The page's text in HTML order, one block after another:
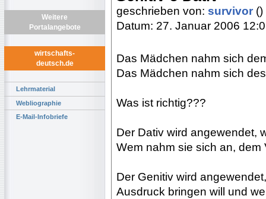
Weitere
Portalangebote
wirtschafts-
deutsch.de
Lehrmaterial
Webliographie
E-Mail-Infobriefe
geschrieben von: survivor ()
Datum: 27. Januar 2006
Das Mädchen nahm sich
Das Mädchen nahm sich
Was ist richtig???
Der Dativ wird angewendet,
Wem nahm sie sich an, dem
Der Genitiv wird
Ausdruck bringen will und